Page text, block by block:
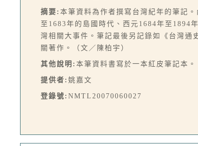
摘要: 本筆資料為作者撰寫台灣紀年的筆記
至1683年的島國時代、西元1684年至1894
灣相關大事件。筆記最後另記錄如《台灣通
關著作。（文／陳柏宇）
其他說明: 本筆資料書寫於一本紅皮筆記本。
提供者: 姚嘉文
登錄號: NMTL20070060027